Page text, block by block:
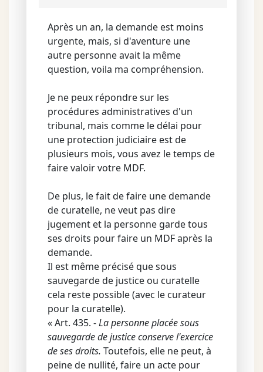
Après un an, la demande est moins
urgente, mais, si d'aventure une
autre personne avait la même
question, voila ma compréhension.
Je ne peux répondre sur les
procédures administratives d'un
tribunal, mais comme le délai pour
une protection judiciaire est de
plusieurs mois, vous avez le temps de
faire valoir votre MDF.
De plus, le fait de faire une demande
de curatelle, ne veut pas dire
jugement et la personne garde tous
ses droits pour faire un MDF après la
demande.
Il est même précisé que sous
sauvegarde de justice ou curatelle
cela reste possible (avec le curateur
pour la curatelle).
« Art. 435. -La personne placée sous
sauvegarde de justice conserve l'exercice
de ses droits. Toutefois, elle ne peut, à
peine de nullité, faire un acte pour